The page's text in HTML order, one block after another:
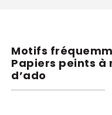
Motifs
Papiers peints à
d’ado